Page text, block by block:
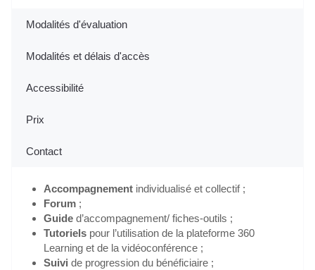
Modalités d'évaluation
Modalités et délais d'accès
Accessibilité
Prix
Contact
Accompagnement individualisé et collectif ;
Forum ;
Guide d’accompagnement/ fiches-outils ;
Tutoriels pour l’utilisation de la plateforme 360
Learning et de la vidéoconférence ;
Suivi de progression du bénéficiaire ;